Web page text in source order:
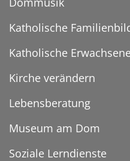
Katholische
Katholische
Kirche verändern
Lebensberatung
Museum am Dom
Soziale Lerndienste